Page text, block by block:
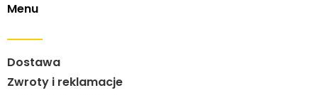
Menu
Dostawa
Zwroty i reklamacje